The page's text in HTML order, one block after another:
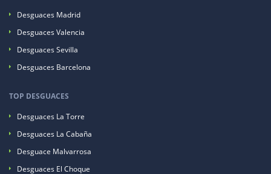
Desguaces Madrid
Desguaces Valencia
Desguaces Sevilla
Desguaces Barcelona
TOP DESGUACES
Desguaces La Torre
Desguaces La Cabaña
Desguace Malvarrosa
Desguaces El Choque